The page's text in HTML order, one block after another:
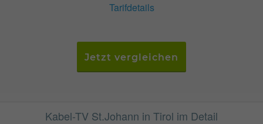
Tarifdetails
Jetzt vergleichen
Kabel-TV St.Johann in Tirol im Detail